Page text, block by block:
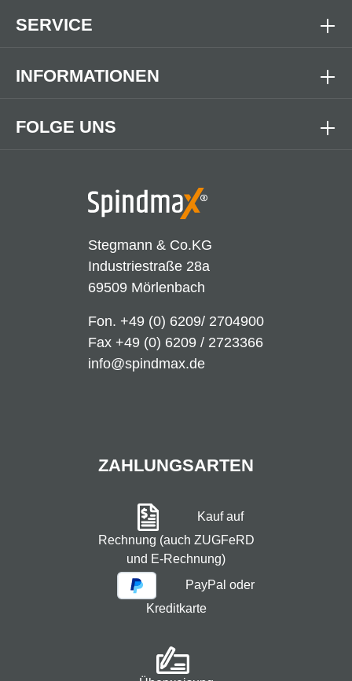
Stegmann & Co.KG
Industriestraße 28a
69509 Mörlenbach
Fon. +49 (0) 6209/ 2704900
Fax +49 (0) 6209 / 2723366
info@spindmax.de
FOLGE UNS
SERVICE
INFORMATIONEN
ZAHLUNGSARTEN
Kauf auf
Rechnung (auch ZUGFeRD
und E-Rechnung)
PayPal oder
Kreditkarte